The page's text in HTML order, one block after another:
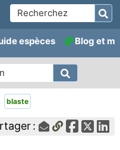
espèces Blog et
blaste
: